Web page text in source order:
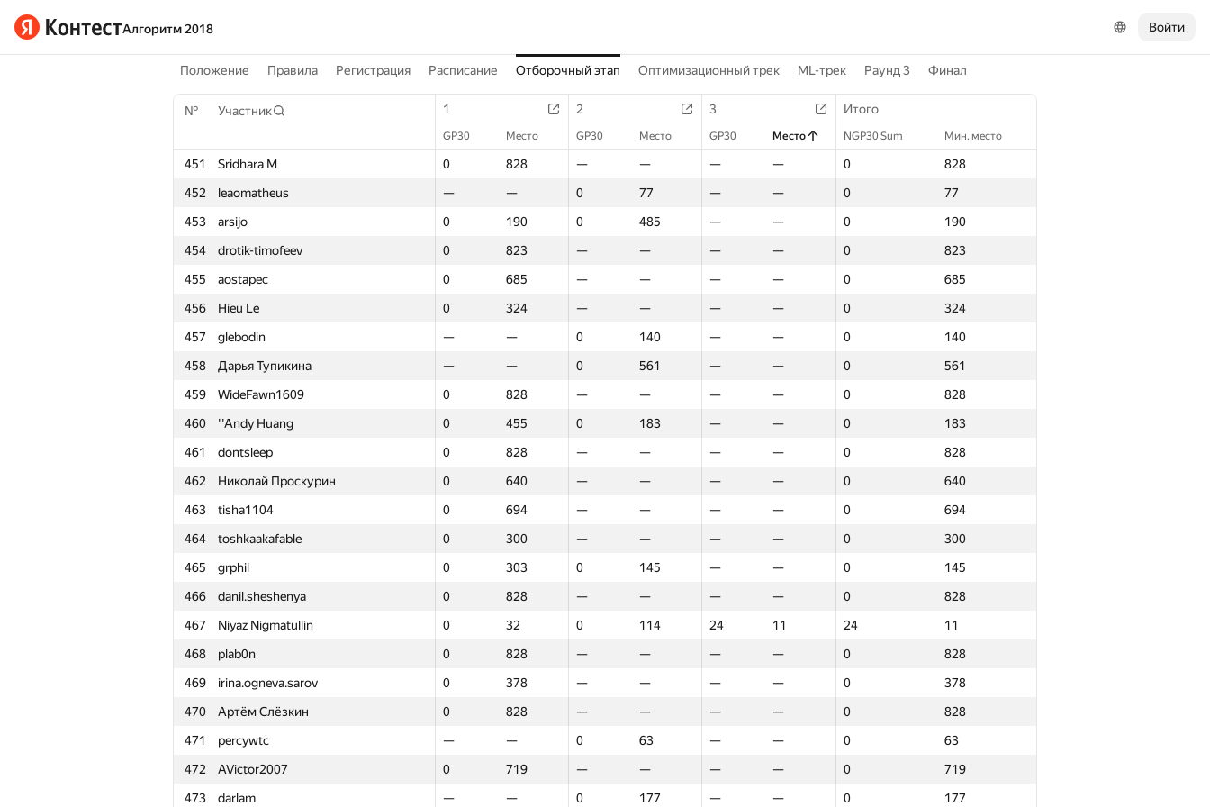
Алгоритм 2018 Войти
Положение Правила Регистрация Расписание Отборочный этап Оптимизационный трек ML-трек Раунд 3 Финал
№ Участник 1 2 3 Итого
GP30 Место GP30 Место GP30 Место NGP30 Sum Мин. место
451 Sridhara M 0 828 — — — — 0
828
452
leaomatheus — — 0 77 — — 0
77
453
arsijo 0 190 0 485 — — 0
190
454
drotik-timofeev 0 823 — — — — 0
823
455
aostapec 0 685 — — — — 0
685
456
Hieu Le 0 324 — — — — 0
324
457
glebodin — — 0 140 — — 0
140
458
Дарья Тупикина — — 0 561 — — 0
561
459
WideFawn1609 0 828 — — — — 0
828
460
''Andy Huang 0 455 0 183 — — 0
183
461
dontsleep 0 828 — — — — 0
828
462
Николай Проскурин 0 640 — — — — 0
640
463
tisha1104 0 694 — — — — 0
694
464
toshkaakafable 0 300 — — — — 0
300
465
grphil 0 303 0 145 — — 0
145
466
danil.sheshenya 0 828 — — — — 0
828
467
Niyaz Nigmatullin 0 32 0 114 24 11 24
11
468
plab0n 0 828 — — — — 0
828
469
irina.ogneva.sarov 0 378 — — — — 0
378
470
Артём Слёзкин 0 828 — — — — 0
828
471
percywtc — — 0 63 — — 0
63
472
AVictor2007 0 719 — — — — 0
719
473
darlam — — 0 177 — — 0
177
Участник 1 Итого
GP30 Место NGP30 Sum Мин. место